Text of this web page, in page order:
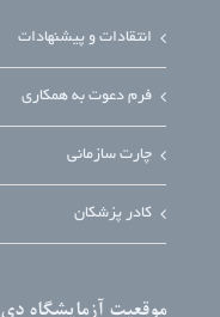
انتقادات و پیشنهادات
فرم دعوت به همکاری
چارت سازمانی
کادر پزشکان
موقعیت آزمایشگاه دی